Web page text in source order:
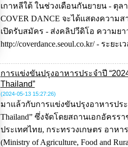
เกาหลีใต้ ในช่วงเดือนกันยายน - ตุล
COVER DANCE จะได้แสดงควา
เปิดรับสมัคร - ส่งคลิปวีดิโอ ความย
http://coverdance.seoul.co.kr/ - ระยะ
การแข่งขันปรุงอาหารประจำปี
Thailand”
(2024-05-13 15:27:26)
มาแล้วกับการแข่งขันปรุงอาหารประจ
Thailand” ซึ่งจัดโดยสถานเอกอัคร
ประเทศไทย, กระทรวงเกษตร อาห
(Ministry of Agriculture, Food and